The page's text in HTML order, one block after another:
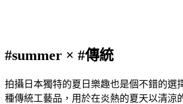
#summer × #傳統
拍攝日本獨特的夏日樂趣也是個不錯的選
種傳統工藝品，用於在炎熱的夏天以清涼